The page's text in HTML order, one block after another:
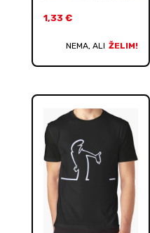
1,33 €
NEMA, ALI ŽELIM!